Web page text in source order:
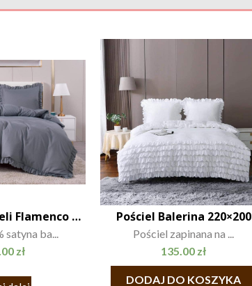
Komplet Pościeli Flamenco 200×220
ba...
zł
Pościel Balerina 220×200
Pościel zapinana na ...
135.00 zł
DODAJ DO KOSZYKA